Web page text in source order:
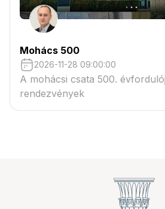
Mohács 500
2026-11-28 09:00:00
A mohácsi csata 500.
rendezvények